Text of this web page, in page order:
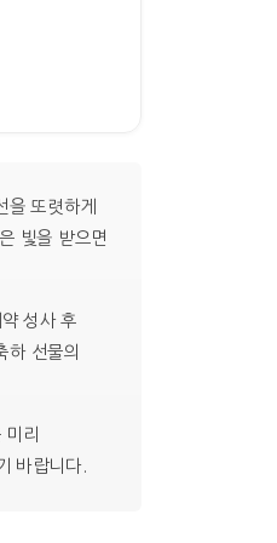
또렷하게
빛을 받으면
성사 후
하 선물의
리
바랍니다.